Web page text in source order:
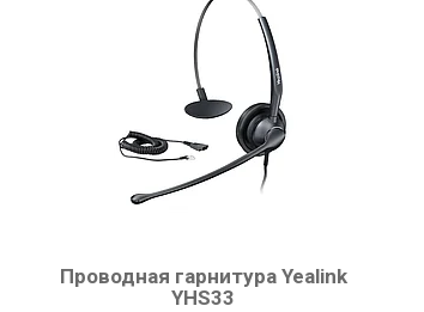
Проводная гарнитура Yealink
YHS33